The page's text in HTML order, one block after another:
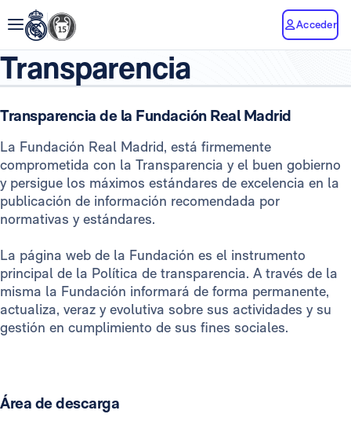
Acceder
Transparencia
Transparencia de la Fundación Real Madrid
La Fundación Real Madrid, está firmemente
comprometida con la Transparencia y el buen gobierno
y persigue los máximos estándares de excelencia en la
publicación de información recomendada por
normativas y estándares.
La página web de la Fundación es el instrumento
principal de la Política de transparencia. A través de la
misma la Fundación informará de forma permanente,
actualiza, veraz y evolutiva sobre sus actividades y su
gestión en cumplimiento de sus fines sociales.
Área de descarga